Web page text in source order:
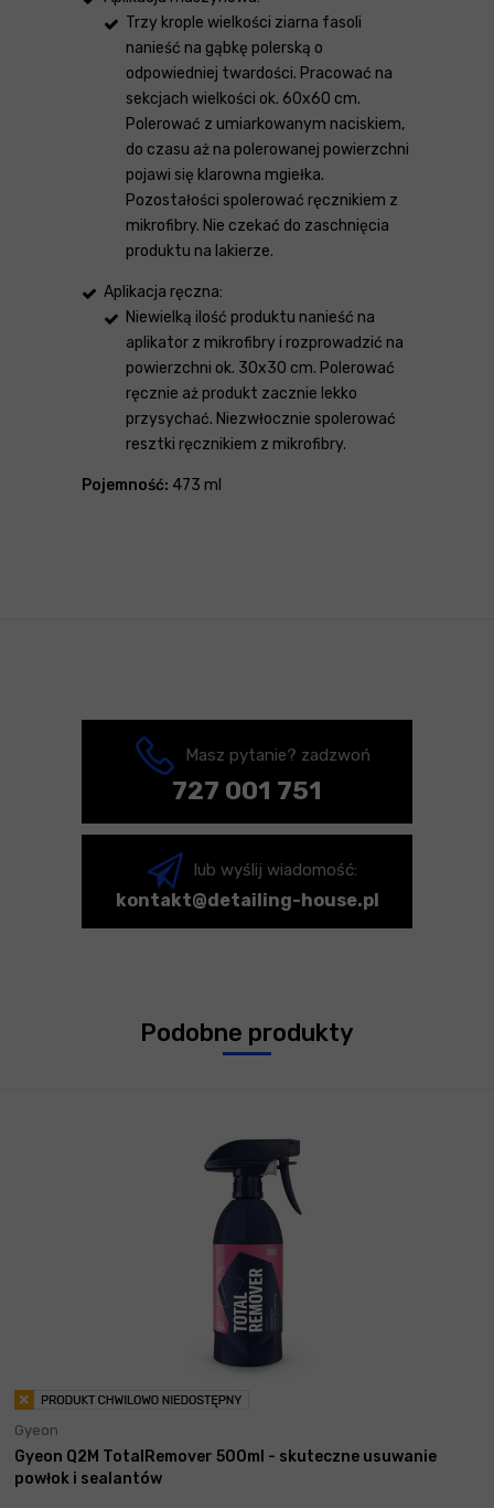
Trzy krople wielkości ziarna fasoli
nanieść na gąbkę polerską o
odpowiedniej twardości. Pracować na
sekcjach wielkości ok. 60x60 cm.
Polerować z umiarkowanym naciskiem,
do czasu aż na polerowanej powierzchni
pojawi się klarowna mgiełka.
Pozostałości spolerować ręcznikiem z
mikrofibry. Nie czekać do zaschnięcia
produktu na lakierze.
Aplikacja ręczna:
Niewielką ilość produktu nanieść na
aplikator z mikrofibry i rozprowadzić na
powierzchni ok. 30x30 cm. Polerować
ręcznie aż produkt zacznie lekko
przysychać. Niezwłocznie spolerować
resztki ręcznikiem z mikrofibry.
Pojemność: 473 ml
Masz pytanie? zadzwoń
727 001 751
lub wyślij wiadomość:
kontakt@detailing-house.pl
Podobne produkty
Gyeon
Gyeon Q2M TotalRemover 500ml - skuteczne usuwanie
powłok i sealantów